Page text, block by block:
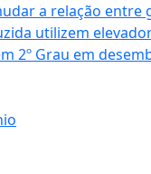
a relação
utilizem
2º Grau em